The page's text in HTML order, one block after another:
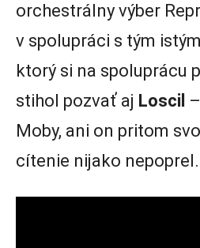
orchestrálny výber
v spolupráci s tým
ktorý si na spoluprácu
stihol pozvať aj Loscil
Moby, ani on pritom
cítenie nijako nepoprel.